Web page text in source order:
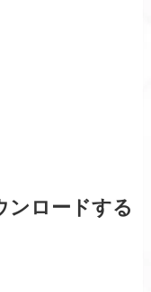
ンロードする